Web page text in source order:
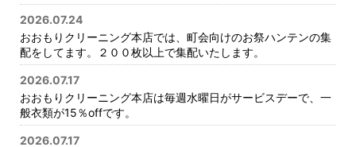
2026.07.24
おおもりクリーニング本店では、町会向けのお祭ハンテンの集
配をしてます。２００枚以上で集配いたします。
2026.07.17
おおもりクリーニング本店は毎週水曜日がサービスデーで、一
般衣類が15％offです。
2026.07.17